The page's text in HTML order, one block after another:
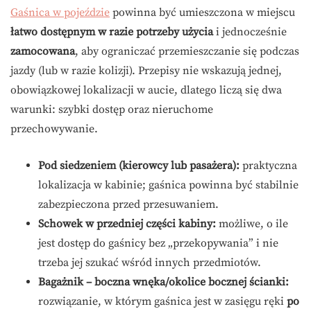
Gaśnica w pojeździe powinna być umieszczona w miejscu
łatwo dostępnym w razie potrzeby użyciai jednocześnie
zamocowana, aby ograniczać przemieszczanie się podczas
jazdy (lub w razie kolizji). Przepisy nie wskazują jednej,
obowiązkowej lokalizacji w aucie, dlatego liczą się dwa
warunki: szybki dostęp oraz nieruchome
przechowywanie.
Pod siedzeniem (kierowcy lub pasażera): praktyczna
lokalizacja w kabinie; gaśnica powinna być stabilnie
zabezpieczona przed przesuwaniem.
Schowek w przedniej części kabiny: możliwe, o ile
jest dostęp do gaśnicy bez „przekopywania” i nie
trzeba jej szukać wśród innych przedmiotów.
Bagażnik – boczna wnęka/okolice bocznej ścianki:
rozwiązanie, w którym gaśnica jest w zasięgu ręki po